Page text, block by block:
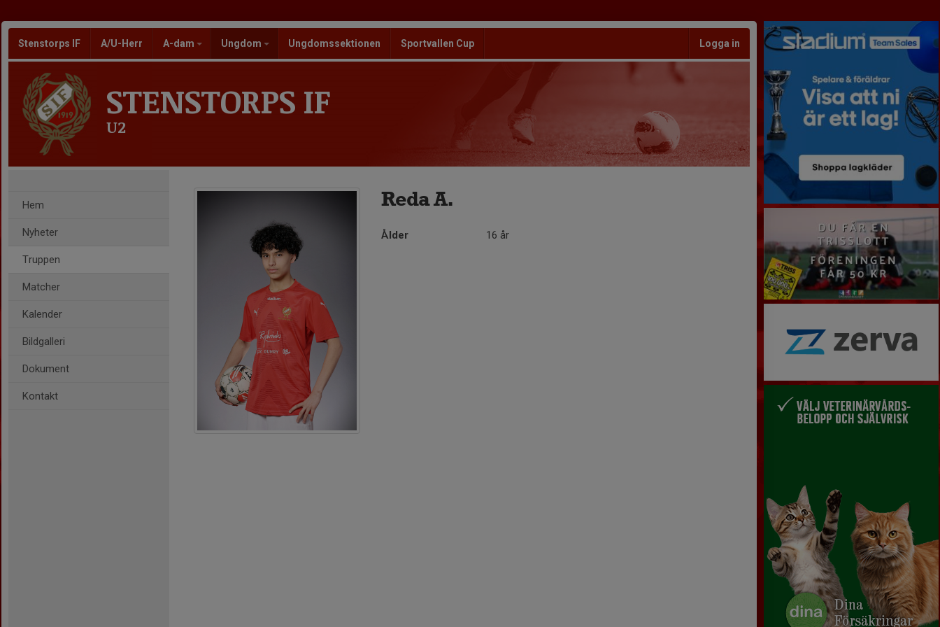
Stenstorps IF A/U-Herr A-dam Ungdom Ungdomssektionen Sportvallen Cup Logga in
STENSTORPS IF
U2
Hem
Nyheter
Truppen
Matcher
Kalender
Bildgalleri
Dokument
Kontakt
Reda A.
Ålder 16 år